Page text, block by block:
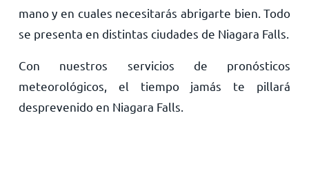
mano y en cuales necesitarás abrigarte bien. Todo
se presenta en distintas ciudades de Niagara Falls.
Con nuestros servicios de pronósticos
meteorológicos, el tiempo jamás te pillará
desprevenido en Niagara Falls.